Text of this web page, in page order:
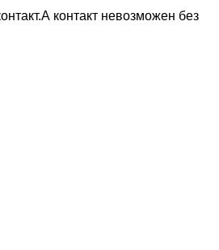
контакт невозможен без